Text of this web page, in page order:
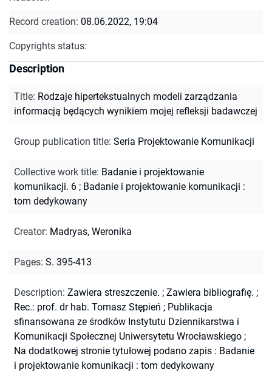
Record creation: 08.06.2022, 19:04
Copyrights status:
Description
Title: Rodzaje hipertekstualnych modeli zarządzania
informacją będących wynikiem mojej refleksji badawczej
Group publication title: Seria Projektowanie Komunikacji
Collective work title: Badanie i projektowanie
komunikacji. 6 ; Badanie i projektowanie komunikacji :
tom dedykowany
Creator: Madryas, Weronika
Pages: S. 395-413
Description: Zawiera streszczenie. ; Zawiera bibliografię. ;
Rec.: prof. dr hab. Tomasz Stępień ; Publikacja
sfinansowana ze środków Instytutu Dziennikarstwa i
Komunikacji Społecznej Uniwersytetu Wrocławskiego ;
Na dodatkowej stronie tytułowej podano zapis : Badanie
i projektowanie komunikacji : tom dedykowany